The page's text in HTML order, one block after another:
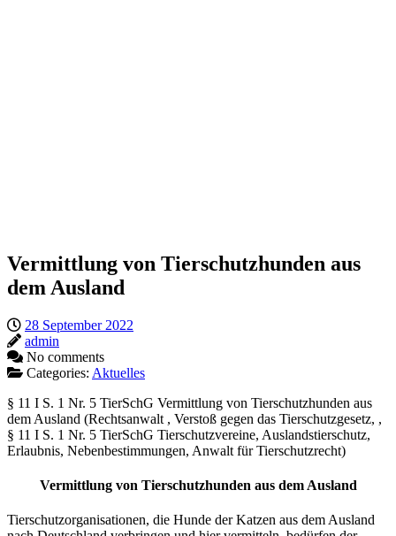
Vermittlung von Tierschutzhunden aus
dem Ausland
28 September 2022
admin
No comments
Categories: Aktuelles
§ 11 I S. 1 Nr. 5 TierSchG Vermittlung von Tierschutzhunden aus
dem Ausland (Rechtsanwalt , Verstoß gegen das Tierschutzgesetz, ,
§ 11 I S. 1 Nr. 5 TierSchG Tierschutzvereine, Auslandstierschutz,
Erlaubnis, Nebenbestimmungen, Anwalt für Tierschutzrecht)
Vermittlung von Tierschutzhunden aus dem Ausland
Tierschutzorganisationen, die Hunde der Katzen aus dem Ausland